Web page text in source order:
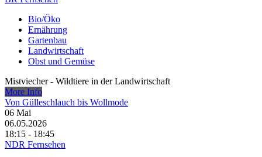
Bio/Öko
Ernährung
Gartenbau
Landwirtschaft
Obst und Gemüse
Mistviecher - Wildtiere in der Landwirtschaft
More Info
Von Gülleschlauch bis Wollmode
06 Mai
06.05.2026
18:15 - 18:45
NDR Fernsehen